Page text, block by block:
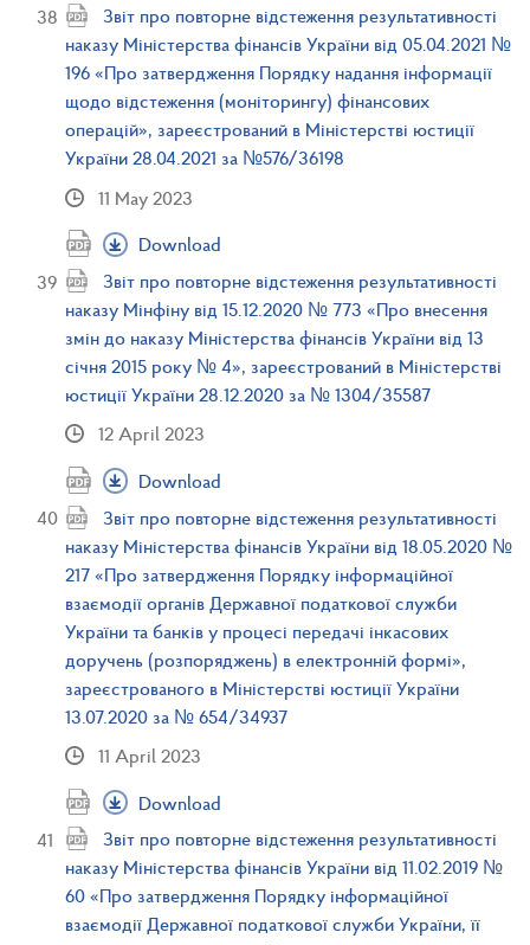
Звіт про повторне відстеження результативності
наказу Міністерства фінансів України від 05.04.2021 №
196 «Про затвердження Порядку надання інформації
щодо відстеження (моніторингу) фінансових
операцій», зареєстрований в Міністерстві юстиції
України 28.04.2021 за №576/36198
11 May 2023
Download
Звіт про повторне відстеження результативності
наказу Мінфіну від 15.12.2020 № 773 «Про внесення
змін до наказу Міністерства фінансів України від 13
січня 2015 року № 4», зареєстрований в Міністерстві
юстиції України 28.12.2020 за № 1304/35587
12 April 2023
Download
Звіт про повторне відстеження результативності
наказу Міністерства фінансів України від 18.05.2020 №
217 «Про затвердження Порядку інформаційної
взаємодії органів Державної податкової служби
України та банків у процесі передачі інкасових
доручень (розпоряджень) в електронній формі»,
зареєстрованого в Міністерстві юстиції України
13.07.2020 за № 654/34937
11 April 2023
Download
Звіт про повторне відстеження результативності
наказу Міністерства фінансів України від 11.02.2019 №
60 «Про затвердження Порядку інформаційної
взаємодії Державної податкової служби України, її